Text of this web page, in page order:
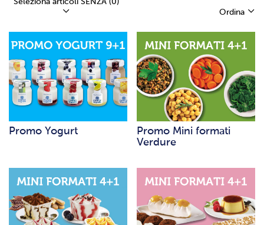
Seleziona articoli SENZA (0)
Ordina
Promo Yogurt
Promo Mini formati
Verdure